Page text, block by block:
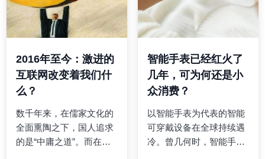
2016年至今：激进的
互联网改变着我们什
么？
数千年来，在儒家文化的
全面熏陶之下，国人追求
的是“中庸之道”。而在处
智能手表已经红火了
几年，可为何还是小
众消费？
以智能手表为代表的智能
可穿戴设备在全球持续遇
冷。曾几何时，智能手表